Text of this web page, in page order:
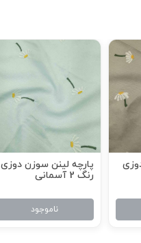
پارچه لینن سوزن دوزی
رنگ 2 آسمانی
ناموجود